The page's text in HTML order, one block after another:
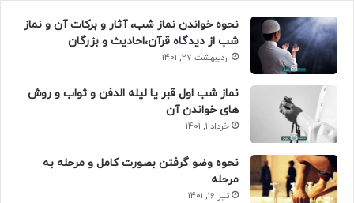
نحوه خواندن نماز شب، آثار و برکات آن و نماز
شب از دیدگاه قرآن،احادیث و بزرگان
اردیبهشت 27, 1401
نماز شب اول قبر یا لیله الدفن و ثواب و روش
های خواندن آن
خرداد 1, 1401
نحوه وضو گرفتن بصورت کامل و مرحله به
مرحله
تیر 16, 1401